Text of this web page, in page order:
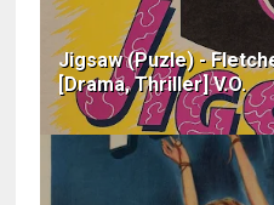
Jigsaw (Puzle) -
[Drama, Thriller] V.O.